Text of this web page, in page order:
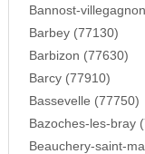
Bannost-
Barbey (77130)
Barbizon (77630)
Barcy (77910)
Bassevelle (77750)
Bazoches-les-bray
Beauchery-saint-